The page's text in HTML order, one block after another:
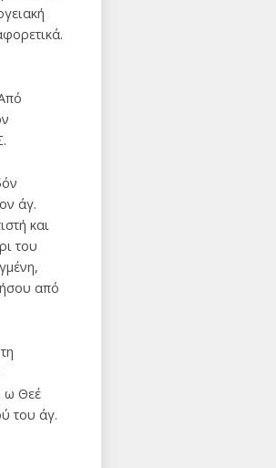
άγ.
και
του
από
ω Θεέ
του άγ.